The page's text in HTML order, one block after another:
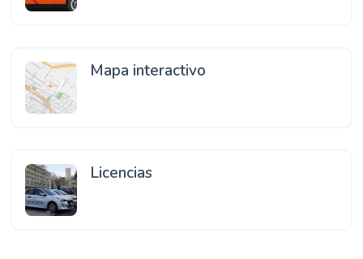
Mapa interactivo
Licencias